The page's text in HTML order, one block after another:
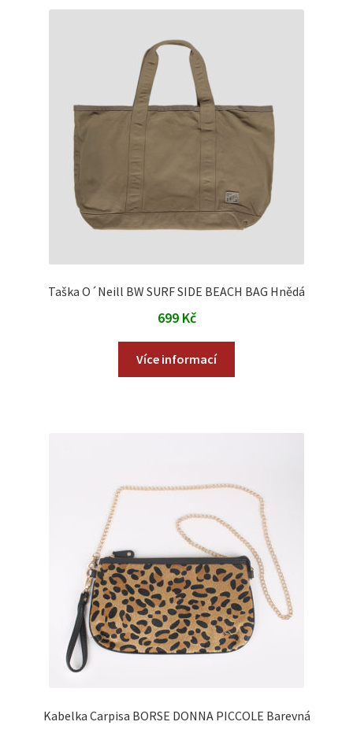
Taška O´Neill BW SURF SIDE BEACH BAG Hnědá
699 Kč
Více informací
Kabelka Carpisa BORSE DONNA PICCOLE Barevná